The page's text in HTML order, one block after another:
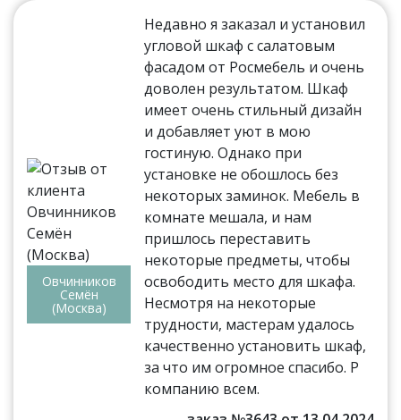
Овчинников
Семён
(Москва)
Недавно я заказал и установил
угловой шкаф с салатовым
фасадом от Росмебель и очень
доволен результатом. Шкаф
имеет очень стильный дизайн
и добавляет уют в мою
гостиную. Однако при
установке не обошлось без
некоторых заминок. Мебель в
комнате мешала, и нам
пришлось переставить
некоторые предметы, чтобы
освободить место для шкафа.
Несмотря на некоторые
трудности, мастерам удалось
качественно установить шкаф,
за что им огромное спасибо. Р
компанию всем.